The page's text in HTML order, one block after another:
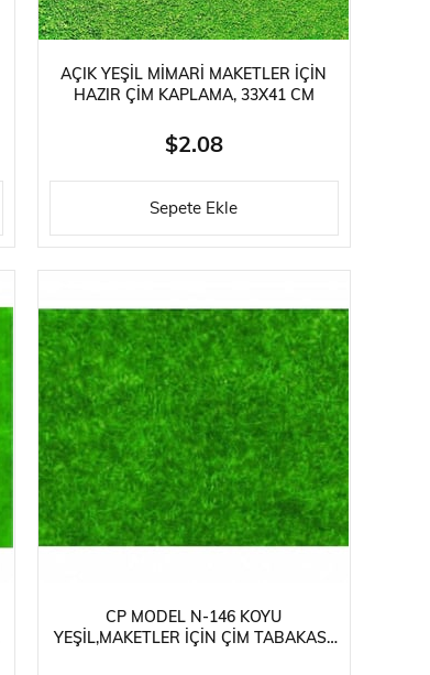
AÇIK YEŞIL MIMARI MAKETLER İÇIN
HAZIR ÇIM KAPLAMA, 33X41 CM
$2.08
Sepete Ekle
CP MODEL N-146 KOYU
YEŞIL,MAKETLER İÇIN ÇIM TABAKASI,